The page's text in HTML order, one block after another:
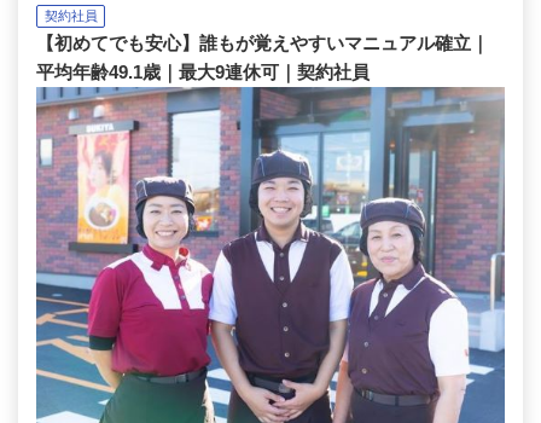
契約社員
【初めてでも安心】誰もが覚えやすいマニュアル確立｜
平均年齢49.1歳｜最大9連休可｜契約社員